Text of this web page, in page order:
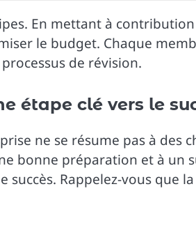
En mettant à
le budget. Chaque
de révision.
étape clé vers le
ne se résume pas à des
bonne préparation et à un
succès. Rappelez-vous que